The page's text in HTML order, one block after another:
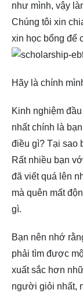
như mình, vậy
Chúng tôi xin
xin học bổng để
Hãy là chính
Kinh nghiệm
nhất chính là
điều gì? Tại sao
Rất nhiều bạn
đã viết quá lên
mà quên mất
gì.
Bạn nên nhớ
phải tìm được
xuất sắc hơn
người giỏi nhất,